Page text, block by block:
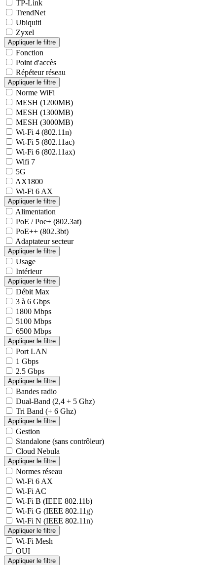
TP-Link
TrendNet
Ubiquiti
Zyxel
Fonction
Point d'accès
Répéteur réseau
Norme WiFi
MESH (1200MB)
MESH (1300MB)
MESH (3000MB)
Wi-Fi 4 (802.11n)
Wi-Fi 5 (802.11ac)
Wi-Fi 6 (802.11ax)
Wifi 7
5G
AX1800
Wi-Fi 6 AX
Alimentation
PoE / Poe+ (802.3at)
PoE++ (802.3bt)
Adaptateur secteur
Usage
Intérieur
Débit Max
3 à 6 Gbps
1800 Mbps
5100 Mbps
6500 Mbps
Port LAN
1 Gbps
2.5 Gbps
Bandes radio
Dual-Band (2,4 + 5 Ghz)
Tri Band (+ 6 Ghz)
Gestion
Standalone (sans contrôleur)
Cloud Nebula
Normes réseau
Wi-Fi 6 AX
Wi-Fi AC
Wi-Fi B (IEEE 802.11b)
Wi-Fi G (IEEE 802.11g)
Wi-Fi N (IEEE 802.11n)
Wi-Fi Mesh
OUI